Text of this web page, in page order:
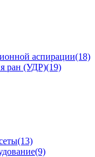
аспирации(18)
ран (УДР)(19)
(13)
(9)